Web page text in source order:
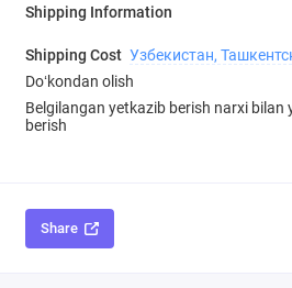
Shipping Information
Shipping Cost Узбекистан,
Doʻkondan olish
Belgilangan yetkazib berish narxi bilan
berish
Share